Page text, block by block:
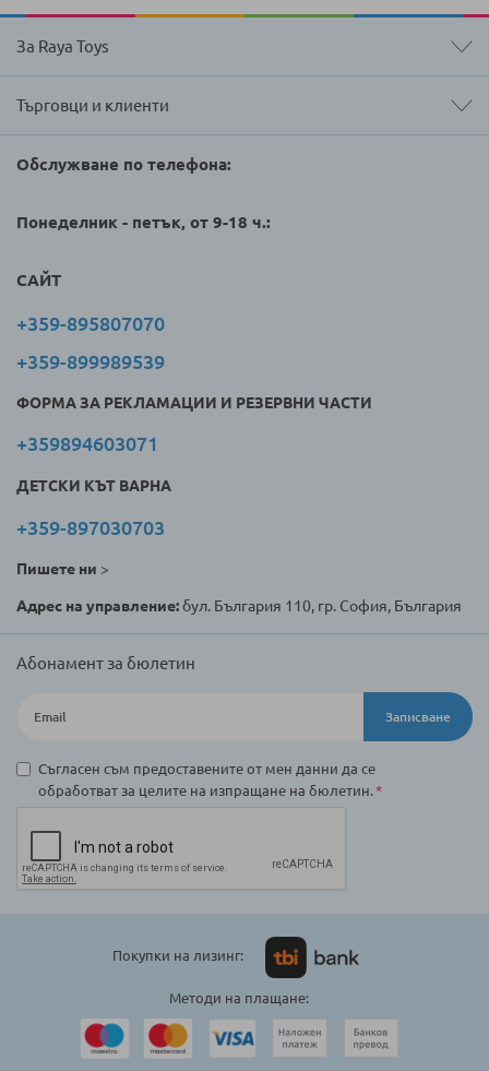
За Raya Toys
Търговци и клиенти
Обслужване по телефона:
Понеделник - петък, от 9-18 ч.:
САЙТ
+359-895807070
+359-899989539
ФОРМА ЗА РЕКЛАМАЦИИ И РЕЗЕРВНИ ЧАСТИ
+359894603071
ДЕТСКИ КЪТ ВАРНА
+359-897030703
Пишете ни >
Адрес на управление:бул. България 110, гр. София, България
Абонамент за бюлетин
Записване
Съгласен съм предоставените от мен данни да се
обработват за целите на изпращане на бюлетин.
Покупки на лизинг:
Методи на плащане: